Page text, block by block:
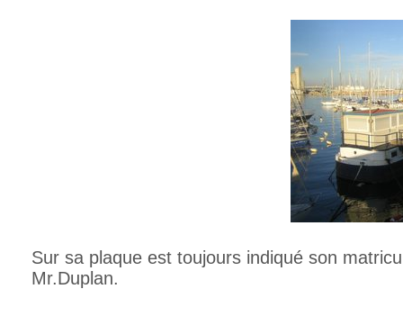
Sur sa plaque est toujours indiqué son
Mr.Duplan.